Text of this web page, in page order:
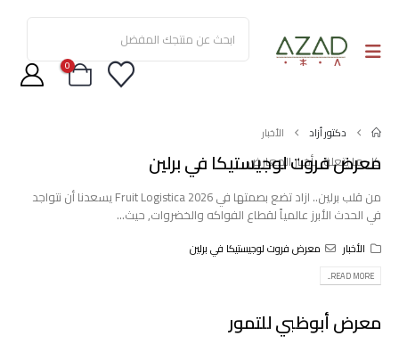
0
دكتور أزاد الأخبار
كل ما يتعلق بأخبار المعارض
معرض فروت لوجيستيكا في برلين
من قلب برلين.. ازاد تضع بصمتها في Fruit Logistica 2026 يسعدنا أن نتواجد
في الحدث الأبرز عالمياً لقطاع الفواكه والخضروات, حيث...
الأخبار معرض فروت لوجيستيكا في برلين
READ MORE...
معرض أبوظبي للتمور